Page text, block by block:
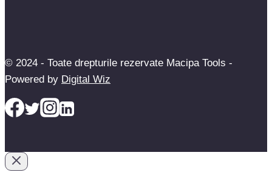
© 2024 - Toate drepturile rezervate Macipa Tools -
Powered by Digital Wiz